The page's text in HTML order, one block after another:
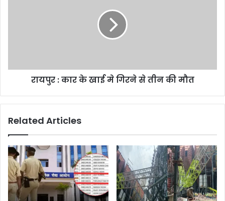
तीन
रायपुर : कार के खाई मे गिरने से तीन की मौत
Related Articles